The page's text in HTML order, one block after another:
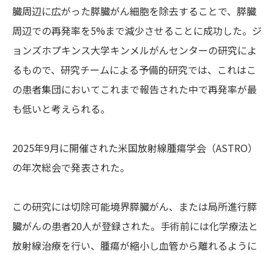
臓周辺に広がった膵臓がん細胞を除去することで、膵臓
周辺での再発率を5%まで減少させることに成功した。ジ
ョンズホプキンス大学キンメルがんセンターの研究によ
るもので、研究チームによる予備的研究では、これはこ
の患者集団においてこれまで報告された中で再発率が最
も低いと考えられる。
2025年9月に開催された米国放射線腫瘍学会（ASTRO）
の年次総会で発表された。
この研究には切除可能境界膵臓がん、または局所進行膵
臓がんの患者20人が登録された。手術前には化学療法と
放射線治療を行い、腫瘍が縮小し血管から離れるように